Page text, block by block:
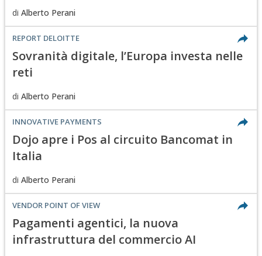
di Alberto Perani
REPORT DELOITTE
Sovranità digitale, l’Europa investa nelle
reti
di Alberto Perani
INNOVATIVE PAYMENTS
Dojo apre i Pos al circuito Bancomat in
Italia
di Alberto Perani
VENDOR POINT OF VIEW
Pagamenti agentici, la nuova
infrastruttura del commercio AI